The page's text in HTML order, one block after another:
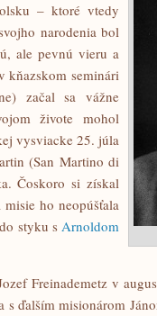
– ktoré vtedy
narodenia bol
ale pevnú vieru a
kňazskom seminári
začal sa vážne
živote mohol
vysviacke 25. júla
(San Martino di
Čoskoro si získal
ho neopúšťala
styku s Arnoldom
Freinademetz v
ďalším misionárom